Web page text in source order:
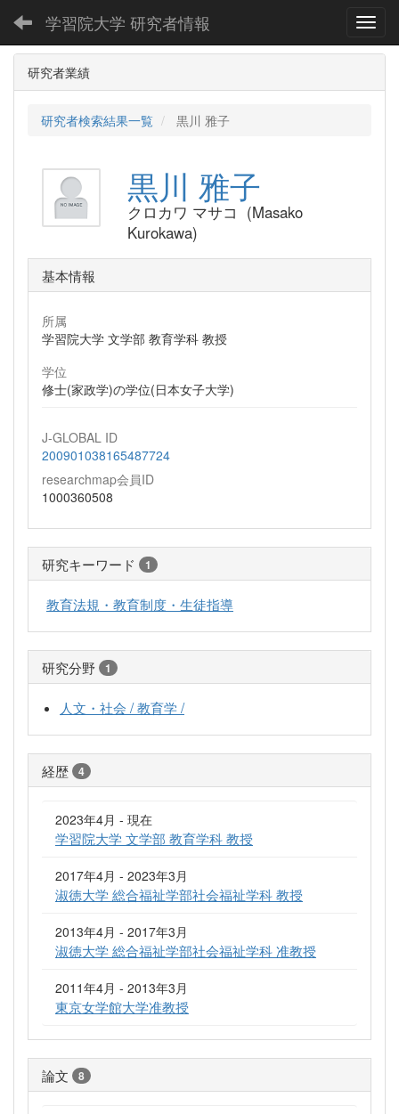
学習院大学 研究者情報
研究者業績
研究者検索結果一覧 黒川 雅子
黒川 雅子
クロカワ マサコ (Masako
Kurokawa)
基本情報
所属
学習院大学 文学部 教育学科 教授
学位
修士(家政学)の学位(日本女子大学)
J-GLOBAL ID
200901038165487724
researchmap会員ID
1000360508
研究キーワード 1
教育法規・教育制度・生徒指導
研究分野 1
人文・社会 / 教育学 /
経歴 4
2023年4月 - 現在
学習院大学 文学部 教育学科 教授
2017年4月 - 2023年3月
淑徳大学 総合福祉学部社会福祉学科 教授
2013年4月 - 2017年3月
淑徳大学 総合福祉学部社会福祉学科 准教授
2011年4月 - 2013年3月
東京女学館大学准教授
論文 8